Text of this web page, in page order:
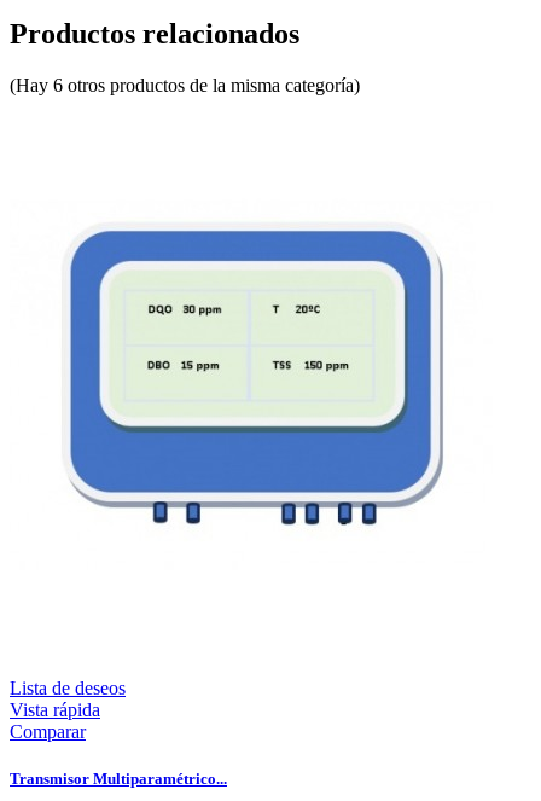
Productos relacionados
(Hay 6 otros productos de la misma categoría)
Lista de deseos
Vista rápida
Comparar
Transmisor Multiparamétrico...